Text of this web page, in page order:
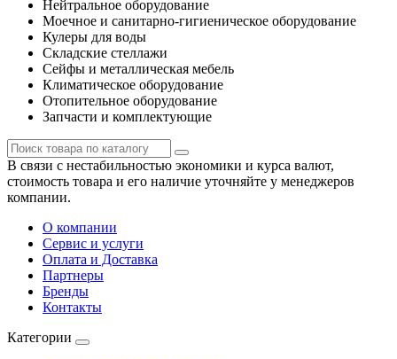
Нейтральное оборудование
Моечное и санитарно-гигиеническое оборудование
Кулеры для воды
Складские стеллажи
Сейфы и металлическая мебель
Климатическое оборудование
Отопительное оборудование
Запчасти и комплектующие
В связи с нестабильностью экономики и курса валют,
стоимость товара и его наличие уточняйте у менеджеров
компании.
О компании
Сервис и услуги
Оплата и Доставка
Партнеры
Бренды
Контакты
Категории